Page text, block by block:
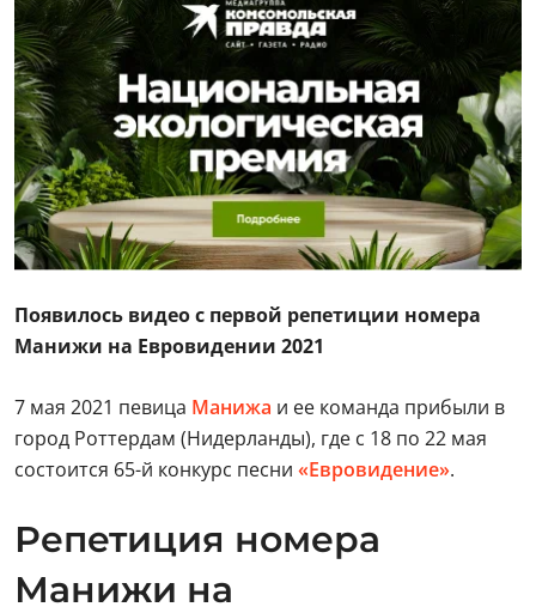
Появилось видео с первой репетиции номера
Манижи на Евровидении 2021
7 мая 2021 певица Манижа и ее команда прибыли в
город Роттердам (Нидерланды), где с 18 по 22 мая
состоится 65-й конкурс песни «Евровидение».
Репетиция номера
Манижи на